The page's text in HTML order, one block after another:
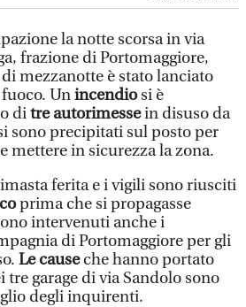
la notte scorsa in via
frazione di Portomaggiore,
mezzanotte è stato lanciato
Unincendiosi è
ditre autorimessein disuso da
sono precipitati sul posto per
mettere in sicurezza la zona.
ferita e i vigili sono riusciti
prima che si propagasse
intervenuti anche i
di Portomaggiore per gli
Le causeche hanno portato
garage di via Sandolo sono
degli inquirenti.